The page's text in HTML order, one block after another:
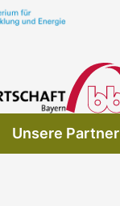
Unsere Partner